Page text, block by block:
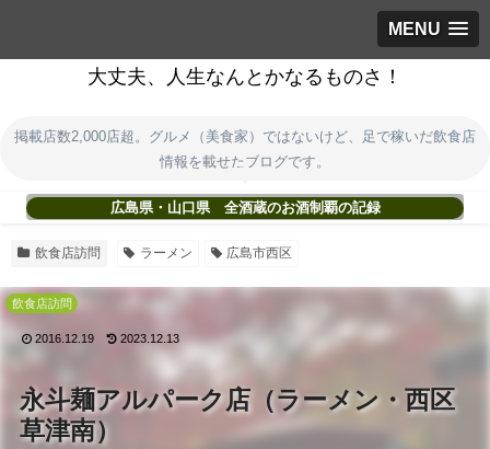
MENU
大丈夫、人生なんとかなるものさ！
掲載店数2,000店超。グルメ（美食家）ではないけど、足で稼いだ飲食店
情報を載せたブログです。
広島県・山口県 全酒蔵のお酒制覇の記録
飲食店訪問 ラーメン 広島市西区
永斗麺アルパーク店（ラーメン・西区
草津南）
飲食店訪問
2016.12.19 2023.12.13